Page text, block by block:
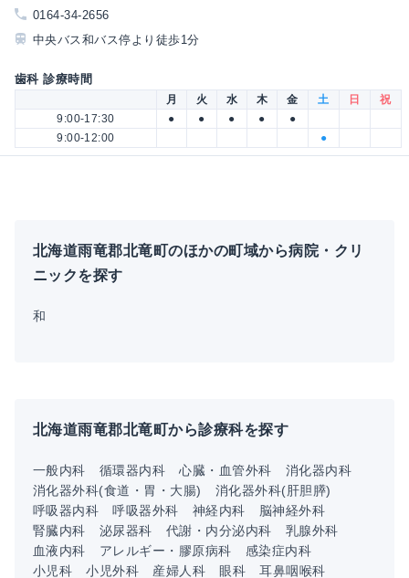
0164-34-2656
中央バス和バス停より徒歩1分
歯科 診療時間
月 火 水 木 金 土 日
祝
9:00-17:30
● ● ● ●
●
9:00-12:00
●
北海道雨竜郡北竜町のほかの町域から病院・クリ
ニックを探す
和
北海道雨竜郡北竜町から診療科を探す
一般内科 循環器内科 心臓・血管外科
消化器内科
消化器外科(食道・胃・大腸)
消化器外科(肝胆膵)
呼吸器内科
呼吸器外科 神経内科
脳神経外科
腎臓内科
泌尿器科 代謝・内分泌内科
乳腺外科
血液内科
アレルギー・膠原病科
感染症内科
小児科
小児外科 産婦人科 眼科 耳鼻咽喉科